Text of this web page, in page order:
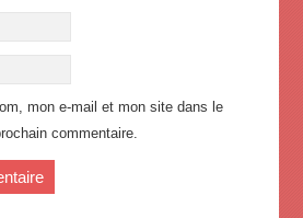
mon e-mail et mon site dans le
commentaire.